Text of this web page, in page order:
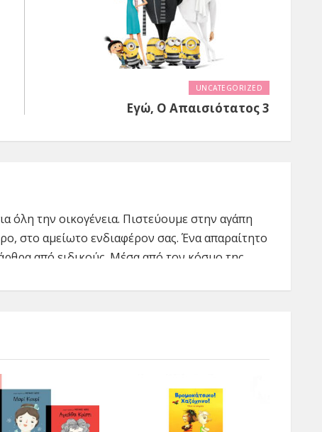
UNCATEGORIZED
Εγώ, Ο Απαισιότατος 3
όλη την οικογένεια. Πιστεύουμε στην αγάπη
στο αμείωτο ενδιαφέρον σας. Ένα απαραίτητο
από ειδικούς. Μέσα από τον κόσμο της
πιστεύουμε ότι πρέπει να γνωρίζετε, να